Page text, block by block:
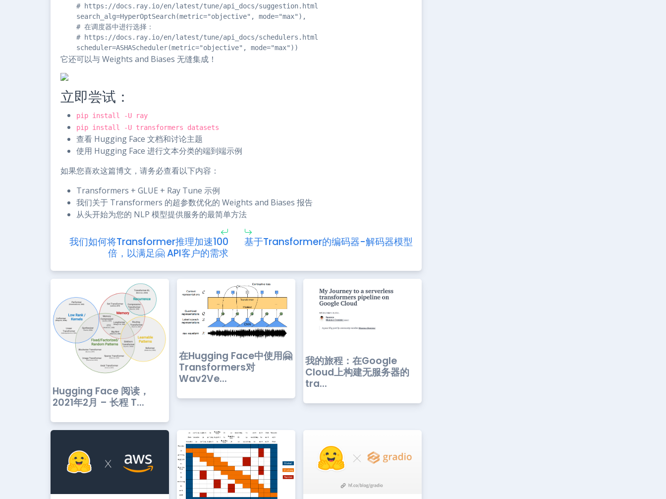
    # https://docs.ray.io/en/latest/tune/api_docs/suggestion.html
    search_alg=HyperOptSearch(metric="objective", mode="max"),
    # 在调度器中进行选择：
    # https://docs.ray.io/en/latest/tune/api_docs/schedulers.html
    scheduler=ASHAScheduler(metric="objective", mode="max"))
它还可以与 Weights and Biases 无缝集成！
立即尝试：
pip install -U ray
pip install -U transformers datasets
查看 Hugging Face 文档和讨论主题
使用 Hugging Face 进行文本分类的端到端示例
如果您喜欢这篇博文，请务必查看以下内容：
Transformers + GLUE + Ray Tune 示例
我们关于 Transformers 的超参数优化的 Weights and Biases 报告
从头开始为您的 NLP 模型提供服务的最简单方法
我们如何将Transformer推理加速100
倍，以满足🤗 API客户的需求
基于Transformer的编码器-解码器模型
Hugging Face 阅读，
2021年2月 – 长程 T...
在Hugging Face中使用🤗
Transformers对
Wav2Ve...
我的旅程：在Google
Cloud上构建无服务器的
tra...